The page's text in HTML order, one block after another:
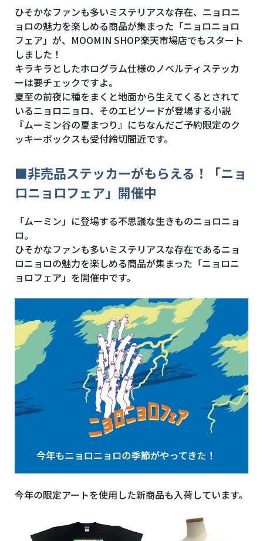
ひそかなファンも多いミステリアスな存在、ニョロニ
ョロの魅力を楽しめる商品が集まった「ニョロニョロ
フェア」が、MOOMIN SHOP楽天市場店でもスタート
しました！
キラキラとしたホログラム仕様のノベルティステッカ
ーは要チェックですよ。
夏至の前夜に種をまくと地面から生えてくるとされて
いるニョロニョロ、そのエピソードが登場する小説
『ムーミン谷の夏まつり』にちなんだご予約限定のク
ッキーボックスも受付締切間近です。
■非売品ステッカーがもらえる！「ニョ
ロニョロフェア」開催中
「ムーミン」に登場する不思議な生きものニョロニョ
ロ。
ひそかなファンも多いミステリアスな存在であるニョ
ロニョロの魅力を楽しめる商品が集まった「ニョロニ
ョロフェア」を開催中です。
今年の限定アートを使用した新商品も入荷しています。